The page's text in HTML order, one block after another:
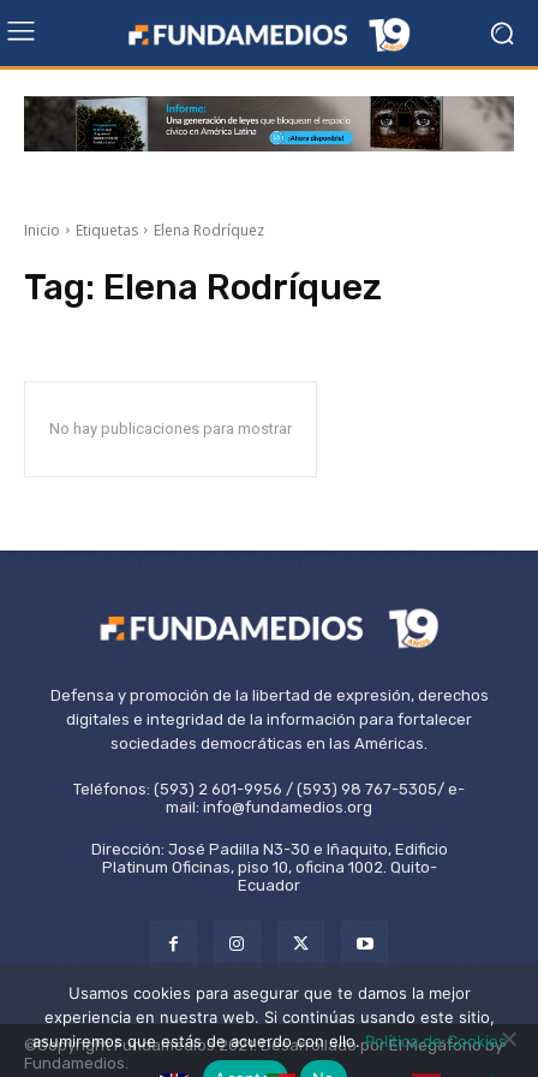
Inicio Etiquetas Elena Rodríquez
Tag: Elena Rodríquez
No hay publicaciones para mostrar
Defensa y promoción de la libertad de expresión, derechos
digitales e integridad de la información para fortalecer
sociedades democráticas en las Américas.
Teléfonos: (593) 2 601-9956 / (593) 98 767-5305/ e-
mail: info@fundamedios.org
Dirección: José Padilla N3-30 e Iñaquito, Edificio
Platinum Oficinas, piso 10, oficina 1002. Quito-
Ecuador
©Copyright Fundamedios 2021. Desarrollado por El Megáfono by
Fundamedios.
Usamos cookies para asegurar que te damos la mejor
experiencia en nuestra web. Si continúas usando este sitio,
asumiremos que estás de acuerdo con ello.Política de Cookies